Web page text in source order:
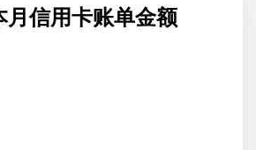
月信用卡账单金额